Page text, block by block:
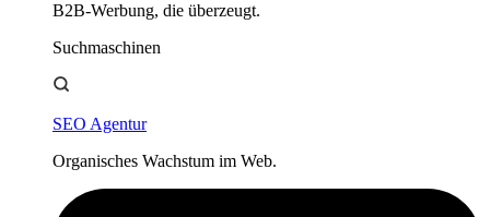
B2B-Werbung, die überzeugt.
Suchmaschinen
SEO Agentur
Organisches Wachstum im Web.